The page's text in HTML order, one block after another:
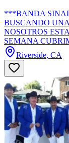
***BANDA
BUSCANDO
NOSOTROS
SEMANA
Riverside, CA